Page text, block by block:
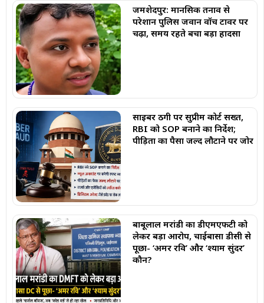
जमशेदपुर: मानसिक तनाव से
परेशान पुलिस जवान वॉच टावर पर
चढ़ा, समय रहते बचा बड़ा हादसा
साइबर ठगी पर सुप्रीम कोर्ट सख्त,
RBI को SOP बनाने का निर्देश;
पीड़ितों का पैसा जल्द लौटाने पर जोर
बाबूलाल मरांडी का डीएमएफटी को
लेकर बड़ा आरोप, चाईबासा डीसी से
पूछा- ‘अमर रवि’ और ‘श्याम सुंदर’
कौन?